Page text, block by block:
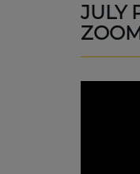
Replay TVJULY